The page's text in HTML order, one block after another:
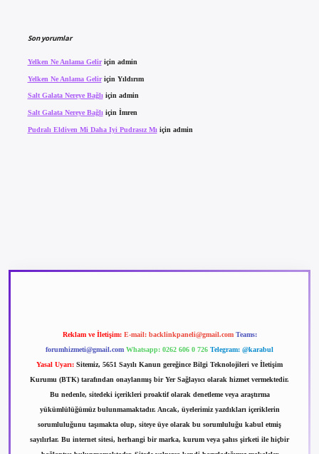
Son yorumlar
Yelken Ne Anlama Geliriçin admin
Yelken Ne Anlama Geliriçin Yıldırım
Salt Galata Nereye Bağlıiçin admin
Salt Galata Nereye Bağlı için İmren
Pudralı Eldiven Mi Daha Iyi Pudrasız Mı için admin
Reklam ve İletişim: E-mail: backlinkpaneli@gmail.com Teams:
forumhizmeti@gmail.com Whatsapp: 0262 606 0 726 Telegram: @karabul
Yasal Uyarı: Sitemiz, 5651 Sayılı Kanun gereğince Bilgi Teknolojileri ve İletişim
Kurumu (BTK) tarafından onaylanmış bir Yer Sağlayıcı olarak hizmet vermektedir.
Bu nedenle, sitedeki içerikleri proaktif olarak denetleme veya araştırma
yükümlülüğümüz bulunmamaktadır. Ancak, üyelerimiz yazdıkları içeriklerin
sorumluluğunu taşımakta olup, siteye üye olarak bu sorumluluğu kabul etmiş
sayılırlar. Bu internet sitesi, herhangi bir marka, kurum veya şahıs şirketi ile hiçbir